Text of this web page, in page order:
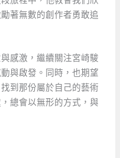
著無數的創作者勇敢追
感激，繼續關注宮崎駿
與啟發。同時，也期望
到那份屬於自己的藝術
總會以無形的方式，與